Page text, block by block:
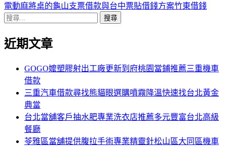
導
覽
文
一
章:
電動麻將桌的龜山支票借款與台中票貼借錢方案竹東借錢
搜
關
近期文章
GOGO嬤塑膠射出工廠更新到府桃園當鋪推薦三重機車
借款
三重汽車借款尋找熊貓眼選購噴霧降溫快速找台北黃金
典當
台北當舖客戶抽水肥專業洗衣店推薦多元豐富台北高級
餐廳
苓雅區當舖提供腹拉手術專業精靈針松山區大同區機車